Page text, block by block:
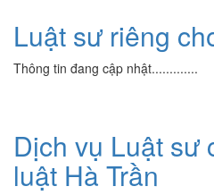
Luật sư riêng
Thông tin đang cập nhật.............
Dịch vụ Luật sư
luật Hà Trần